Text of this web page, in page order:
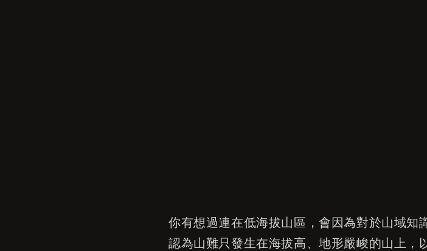
你有想過連在低海拔山區，會因為對於山域知
認為山難只發生在海拔高、地形嚴峻的山上，